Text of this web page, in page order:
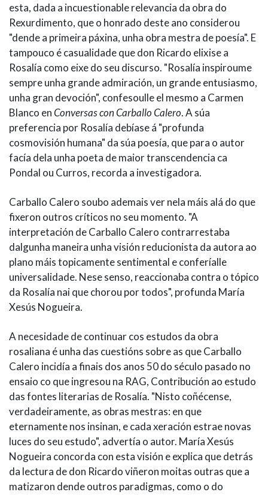
esta, dada a incuestionable relevancia da obra do
Rexurdimento, que o honrado deste ano considerou
"dende a primeira páxina, unha obra mestra de poesía". E
tampouco é casualidade que don Ricardo elixise a
Rosalía como eixe do seu discurso. "Rosalía inspiroume
sempre unha grande admiración, un grande entusiasmo,
unha gran devoción", confesoulle el mesmo a Carmen
Blanco enConversas con Carballo Calero. A súa
preferencia por Rosalía debíase á "profunda
cosmovisión humana" da súa poesía, que para o autor
facía dela unha poeta de maior transcendencia ca
Pondal ou Curros, recorda a investigadora.
Carballo Calero soubo ademais ver nela máis alá do que
fixeron outros críticos no seu momento. "A
interpretación de Carballo Calero contrarrestaba
dalgunha maneira unha visión reducionista da autora ao
plano máis topicamente sentimental e conferíalle
universalidade. Nese senso, reaccionaba contra o tópico
da Rosalía nai que chorou por todos", profunda María
Xesús Nogueira.
A necesidade de continuar cos estudos da obra
rosaliana é unha das cuestións sobre as que Carballo
Calero incidía a finais dos anos 50 do século pasado no
ensaio co que ingresou na RAG, Contribución ao estudo
das fontes literarias de Rosalía. "Nisto coñécense,
verdadeiramente, as obras mestras: en que
eternamente nos insinan, e cada xeración estrae novas
luces do seu estudo", advertía o autor. María Xesús
Nogueira concorda con esta visión e explica que detrás
da lectura de don Ricardo viñeron moitas outras que a
matizaron dende outros paradigmas, como o do